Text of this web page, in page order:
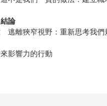
論
逃離狹窄視野：重新思考我們
影響力的行動